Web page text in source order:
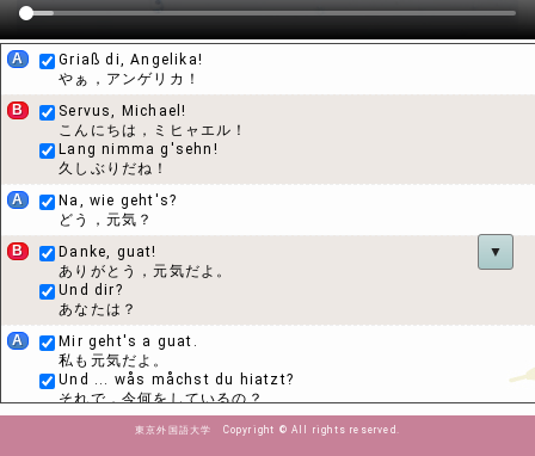
▼
A
Griaß di, Angelika!
やぁ，アンゲリカ！
B
Servus, Michael!
こんにちは，ミヒャエル！
Lang nimma g'sehn!
久しぶりだね！
A
Na, wie geht's?
どう，元気？
B
Danke, guat!
ありがとう，元気だよ。
Und dir?
あなたは？
A
Mir geht's a guat.
私も元気だよ。
Und ... wås måchst du hiatzt?
それで，今何をしているの？
I fahr zu meine Eltern.
東京外国語大学 Copyright © All rights reserved.